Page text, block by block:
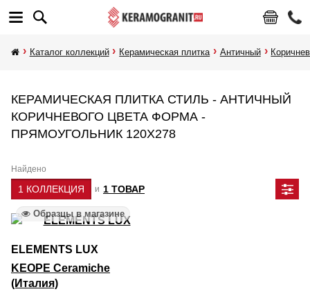
Каталог коллекций Керамическая плитка Античный
КЕРАМИЧЕСКАЯ ПЛИТКА СТИЛЬ - АНТИЧНЫЙ
КОРИЧНЕВОГО ЦВЕТА ФОРМА -
ПРЯМОУГОЛЬНИК 120Х278
Найдено
1 КОЛЛЕКЦИЯ и 1 ТОВАР
Образцы в магазине
ELEMENTS LUX
KEOPE Ceramiche
(Италия)